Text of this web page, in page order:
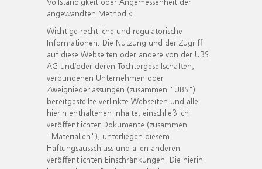
angewandten Methodik.
Wichtige rechtliche und regulatorische
Informationen. Die Nutzung und der Zugriff
auf diese Webseiten oder andere von der UBS
AG und/oder deren Tochtergesellschaften,
verbundenen Unternehmen oder
Zweigniederlassungen (zusammen "UBS")
bereitgestellte verlinkte Webseiten und alle
hierin enthaltenen Inhalte, einschließlich
veröffentlichter Dokumente (zusammen
"Materialien"), unterliegen diesem
Haftungsausschluss und allen anderen
veröffentlichten Einschränkungen. Die hierin